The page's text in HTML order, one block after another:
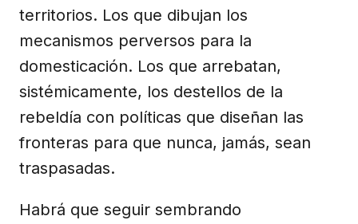
territorios. Los que dibujan los
mecanismos perversos para la
domesticación. Los que arrebatan,
sistémicamente, los destellos de la
rebeldía con políticas que diseñan las
fronteras para que nunca, jamás, sean
traspasadas.
Habrá que seguir sembrando